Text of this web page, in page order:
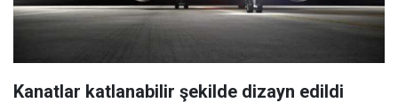
Kanatlar katlanabilir şekilde dizayn edildi